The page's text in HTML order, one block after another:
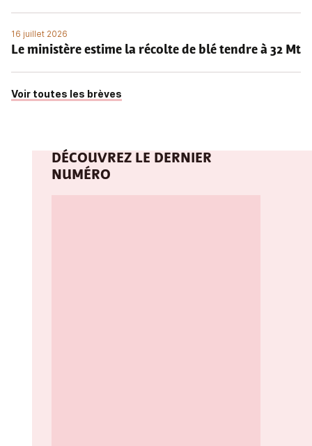
16 juillet 2026
Le ministère estime la récolte de blé tendre à 32 Mt
Voir toutes les brèves
DÉCOUVREZ LE DERNIER
NUMÉRO